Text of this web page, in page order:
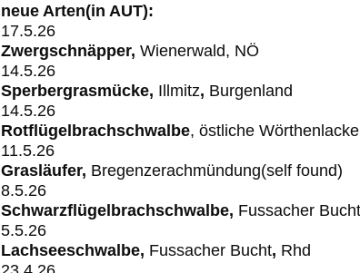
neue Arten(in AUT):
17.5.26
Zwergschnäpper, Wienerwald, NÖ
14.5.26
Sperbergrasmücke, Illmitz, Burgenland
14.5.26
Rotflügelbrachschwalbe, östliche
11.5.26
Grasläufer, Bregenzerachmündung(self found)
8.5.26
Schwarzflügelbrachschwalbe, Fussacher Bucht
5.5.26
Lachseeschwalbe, Fussacher Bucht, Rhd